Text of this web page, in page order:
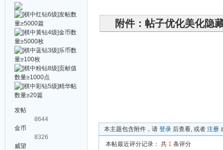
发帖
8644
金币
8326
威望
附件：帖子优化美化隐
本主题包含附件，请 登录 后查看, 或者 注册
本帖最近评分记录： 共 1 条评分